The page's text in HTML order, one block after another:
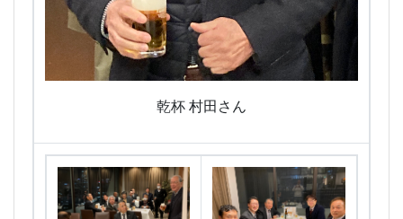
乾杯 村田さん